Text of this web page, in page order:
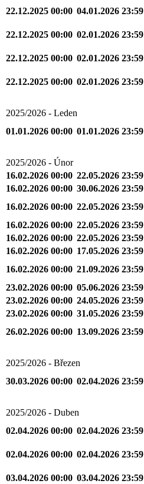
22.12.2025 00:00 04.01.2026 23:59
22.12.2025 00:00 02.01.2026 23:59
22.12.2025 00:00 02.01.2026 23:59
22.12.2025 00:00 02.01.2026 23:59
2025/2026 - Leden
01.01.2026 00:00 01.01.2026 23:59
2025/2026 - Únor
16.02.2026 00:00 22.05.2026 23:59
16.02.2026 00:00 30.06.2026 23:59
16.02.2026 00:00 22.05.2026 23:59
16.02.2026 00:00 22.05.2026 23:59
16.02.2026 00:00 22.05.2026 23:59
16.02.2026 00:00 17.05.2026 23:59
16.02.2026 00:00 21.09.2026 23:59
23.02.2026 00:00 05.06.2026 23:59
23.02.2026 00:00 24.05.2026 23:59
23.02.2026 00:00 31.05.2026 23:59
26.02.2026 00:00 13.09.2026 23:59
2025/2026 - Březen
30.03.2026 00:00 02.04.2026 23:59
2025/2026 - Duben
02.04.2026 00:00 02.04.2026 23:59
02.04.2026 00:00 02.04.2026 23:59
03.04.2026 00:00 03.04.2026 23:59